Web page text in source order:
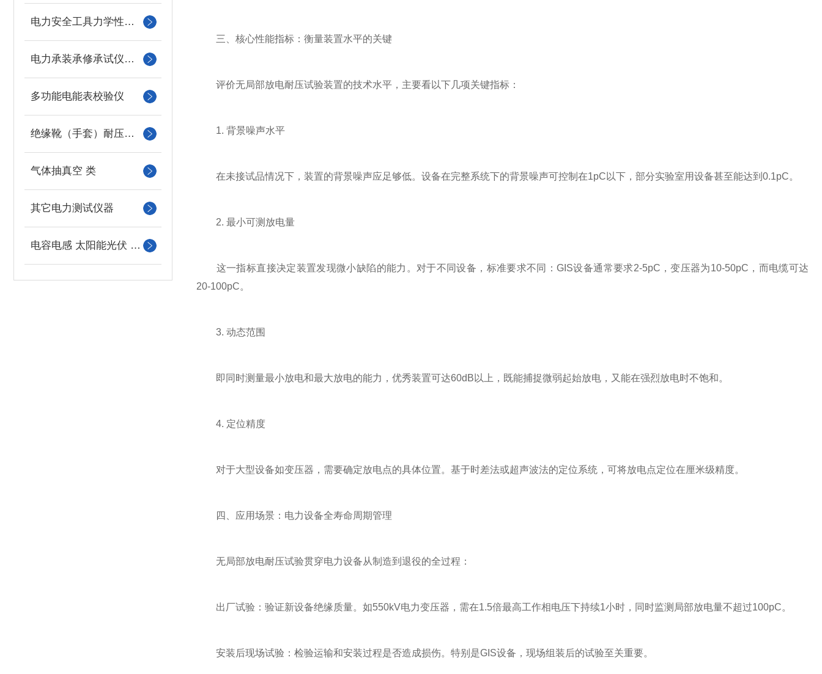
电力安全工具力学性能试验机
电力承装承修承试仪器仪表
多功能电能表校验仪
绝缘靴（手套）耐压测试成套装置
气体抽真空 类
其它电力测试仪器
电容电感 太阳能光伏 系列
三、核心性能指标：衡量装置水平的关键
评价无局部放电耐压试验装置的技术水平，主要看以下几项关键指标：
1. 背景噪声水平
在未接试品情况下，装置的背景噪声应足够低。设备在完整系统下的背景噪声可控制在1pC以下，部分实验室用设备甚至能达到0.1pC。
2. 最小可测放电量
这一指标直接决定装置发现微小缺陷的能力。对于不同设备，标准要求不同：GIS设备通常要求2-5pC，变压器为10-50pC，而电缆可达
20-100pC。
3. 动态范围
即同时测量最小放电和最大放电的能力，优秀装置可达60dB以上，既能捕捉微弱起始放电，又能在强烈放电时不饱和。
4. 定位精度
对于大型设备如变压器，需要确定放电点的具体位置。基于时差法或超声波法的定位系统，可将放电点定位在厘米级精度。
四、应用场景：电力设备全寿命周期管理
无局部放电耐压试验贯穿电力设备从制造到退役的全过程：
出厂试验：验证新设备绝缘质量。如550kV电力变压器，需在1.5倍最高工作相电压下持续1小时，同时监测局部放电量不超过100pC。
安装后现场试验：检验运输和安装过程是否造成损伤。特别是GIS设备，现场组装后的试验至关重要。